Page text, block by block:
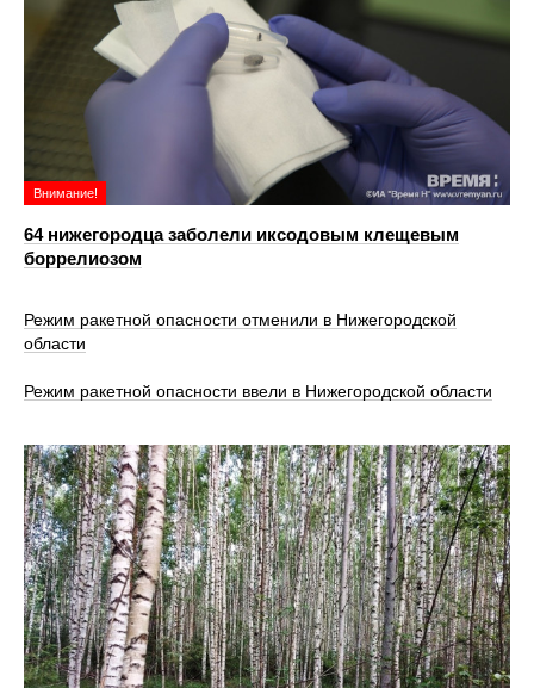
Внимание!
64 нижегородца заболели иксодовым клещевым
боррелиозом
Режим ракетной опасности отменили в Нижегородской
области
Режим ракетной опасности ввели в Нижегородской области